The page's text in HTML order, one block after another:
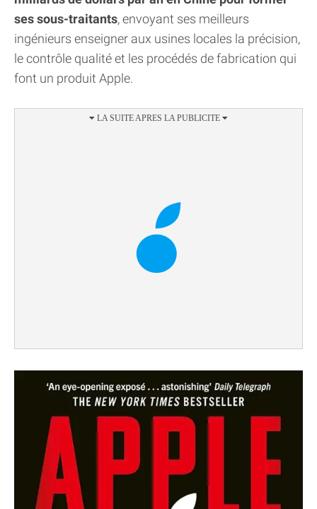
ses sous-traitants, envoyant ses meilleurs
ingénieurs enseigner aux usines locales la précision,
le contrôle qualité et les procédés de fabrication qui
font un produit Apple.